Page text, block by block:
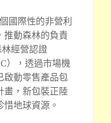
國際性的非營利
推動森林的負責
經營認證
），透過市場機
啟動零售產品包
畫，新包裝正陸
地球資源。